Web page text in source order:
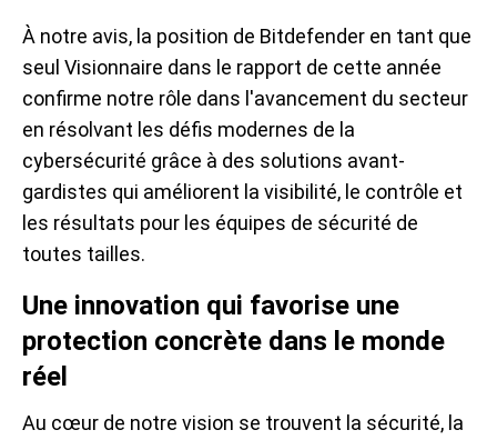
À notre avis, la position de Bitdefender en tant que
seul Visionnaire dans le rapport de cette année
confirme notre rôle dans l'avancement du secteur
en résolvant les défis modernes de la
cybersécurité grâce à des solutions avant-
gardistes qui améliorent la visibilité, le contrôle et
les résultats pour les équipes de sécurité de
toutes tailles.
Une innovation qui favorise une
protection concrète dans le monde
réel
Au cœur de notre vision se trouvent la sécurité, la